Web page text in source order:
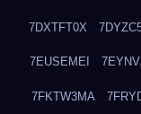
7DXTFT0X
7EUSEMEI
7FKTW3MA